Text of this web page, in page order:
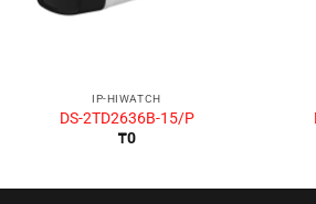
IP-HIWATCH
DS-2TD2636B-15/P
₸0